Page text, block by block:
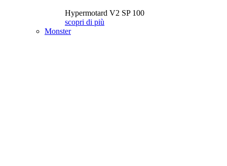
Hypermotard V2 SP 100
scopri di più
Monster